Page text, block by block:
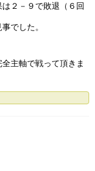
２－９で敗退（６回
でした。
主軸で戦って頂きま